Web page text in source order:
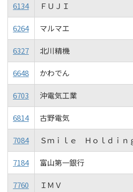
6134 ＦＵＪＩ
6264 マルマエ
6327 北川精機
6648 かわでん
6703 沖電気工業
6814 古野電気
7084 Ｓｍｉｌｅ Ｈｏｌｄｉｎ
7184 富山第一銀行
7760 ＩＭＶ